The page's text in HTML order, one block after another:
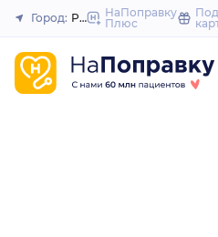
Город: Ростов-на-Дону
НаПоправку
Плюс